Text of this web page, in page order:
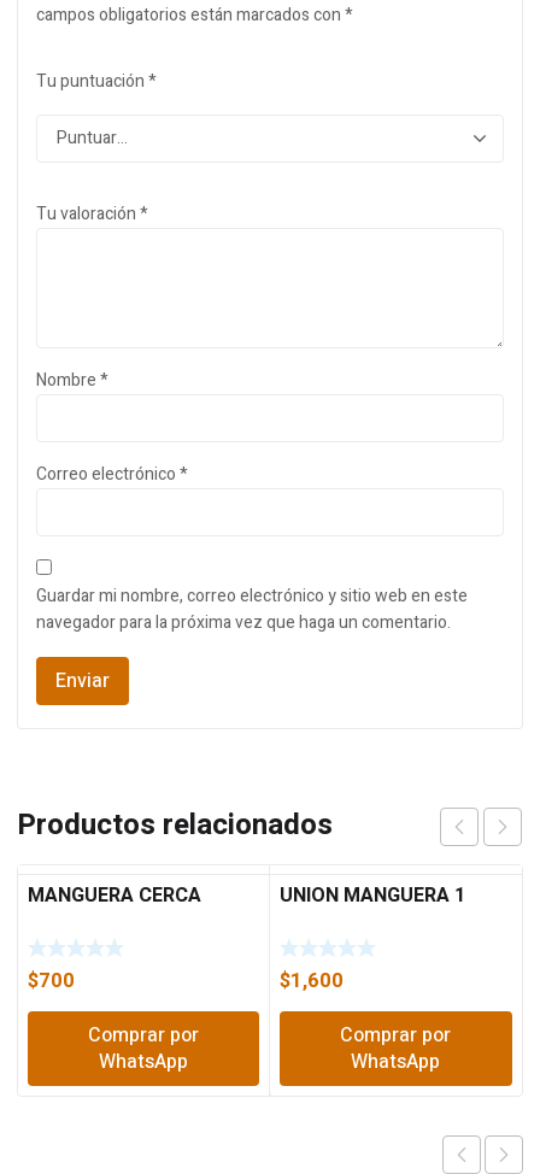
campos obligatorios están marcados con*
Tu puntuación*
Tu valoración*
Nombre*
Correo electrónico*
Guardar mi nombre, correo electrónico y sitio web en este
navegador para la próxima vez que haga un comentario.
Productos relacionados
MANGUERA CERCA
$700
Comprar por
WhatsApp
UNION MANGUERA 1
$1,600
Comprar por
WhatsApp